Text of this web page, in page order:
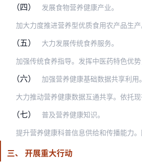
（四）
发展食物营养健康产业。
（五）
大力发展传统食养服务。
（六）
加强营养健康基础数据共享利用。
（七）
普及营养健康知识。
三、 开展重大行动